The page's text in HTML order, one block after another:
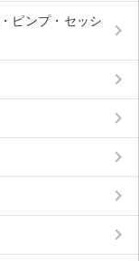
ピンプ・セッシ
keyboard_arrow_right
keyboard_arrow_right
keyboard_arrow_right
keyboard_arrow_right
keyboard_arrow_right
keyboard_arrow_right